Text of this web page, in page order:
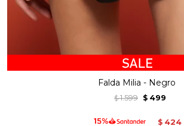
Falda Milia - Negro
$ 1.599 $ 499
$ 424